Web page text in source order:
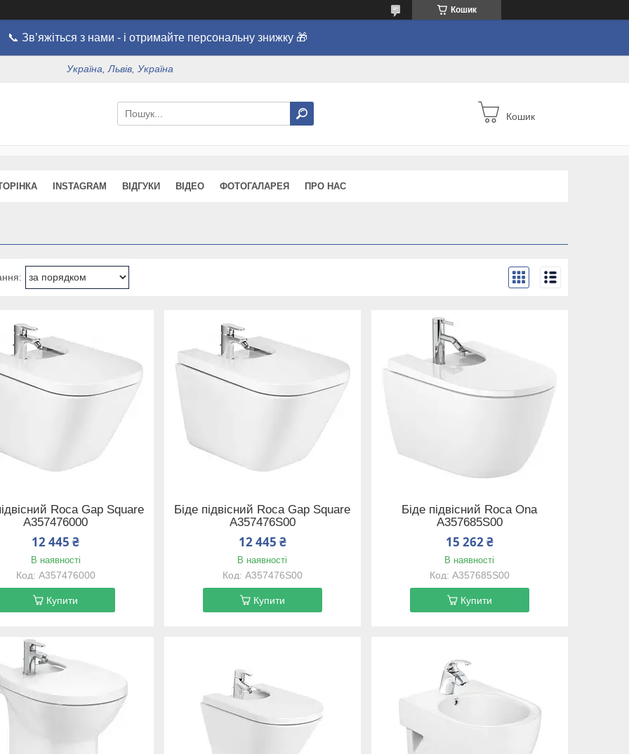
Кошик
📞 Зв’яжіться з нами - і отримайте персональну знижку 🎁
Україна, Львів, Україна
Кошик
INSTAGRAM ВІДГУКИ ВІДЕО ФОТОГАЛАРЕЯ ПРО НАС
Roca Gap Square
A357476000
12 445 ₴
В наявності
A357476000
Купити
Біде підвісний Roca Gap Square
A357476S00
12 445 ₴
В наявності
A357476S00
Купити
Біде підвісний Roca Ona
A357685S00
15 262 ₴
В наявності
A357685S00
Купити